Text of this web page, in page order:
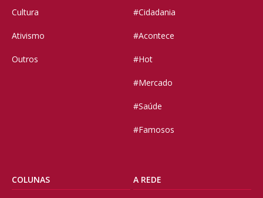
Cultura
Ativismo
Outros
#Cidadania
#Acontece
#Hot
#Mercado
#Saúde
#Famosos
COLUNAS A REDE